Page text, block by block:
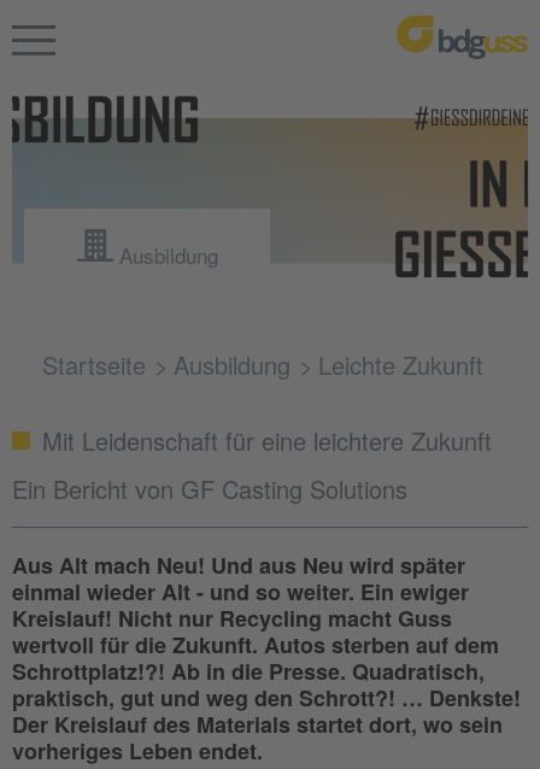
Ausbildung
Startseite Ausbildung Leichte Zukunft
Mit Leidenschaft für eine leichtere Zukunft
Ein Bericht von GF Casting Solutions
Aus Alt mach Neu! Und aus Neu wird später
einmal wieder Alt - und so weiter. Ein ewiger
Kreislauf! Nicht nur Recycling macht Guss
wertvoll für die Zukunft. Autos sterben auf dem
Schrottplatz!?! Ab in die Presse. Quadratisch,
praktisch, gut und weg den Schrott?! … Denkste!
Der Kreislauf des Materials startet dort, wo sein
vorheriges Leben endet.